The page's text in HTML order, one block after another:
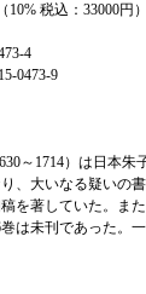
10% 税込：33000円）
4
0473-9
～1714）は日本
、大いなる疑いの
を著していた。ま
は未刊であった。一